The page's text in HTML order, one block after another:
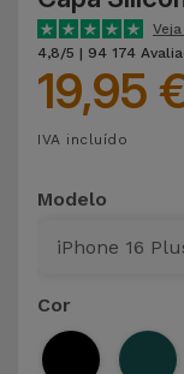
4,8/5 | 94 174
19,95
IVA incluído
Modelo
Cor